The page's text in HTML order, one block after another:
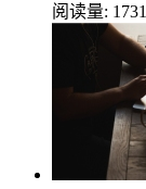
阅读量: